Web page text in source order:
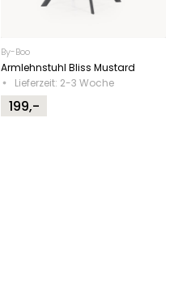
By-Boo
Armlehnstuhl Bliss Mustard
Lieferzeit: 2-3 Woche
199,-